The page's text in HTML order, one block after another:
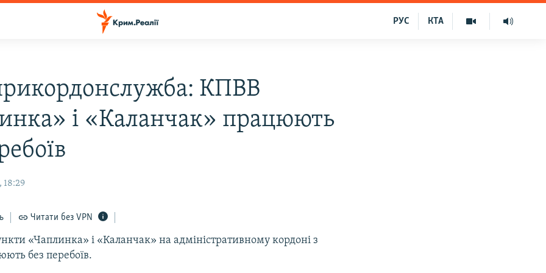
КТА
РУС
КПВВ
і «Каланчак» працюють
18:29
Читати без VPN
«Чаплинка» і «Каланчак» на адміністративному кордоні з
без перебоїв.